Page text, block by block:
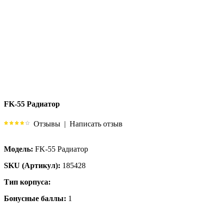
FK-55 Радиатор
Отзывы | Написать отзыв
Модель: FK-55 Радиатор
SKU (Артикул): 185428
Тип корпуса:
Бонусные баллы: 1